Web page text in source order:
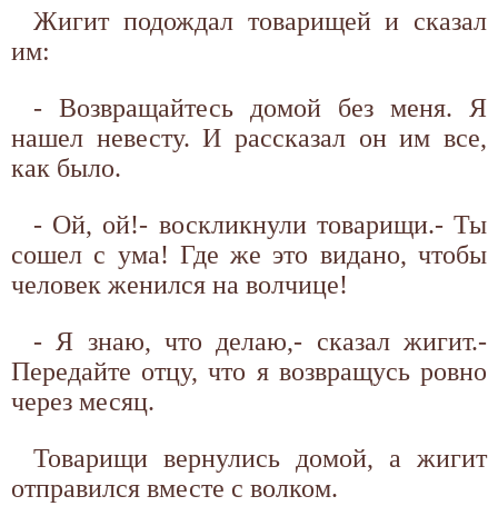
Жигит подождал товарищей и сказал
им:
- Возвращайтесь домой без меня. Я
нашел невесту. И рассказал он им все,
как было.
- Ой, ой!- воскликнули товарищи.- Ты
сошел с ума! Где же это видано, чтобы
человек женился на волчице!
- Я знаю, что делаю,- сказал жигит.-
Передайте отцу, что я возвращусь ровно
через месяц.
Товарищи вернулись домой, а жигит
отправился вместе с волком.